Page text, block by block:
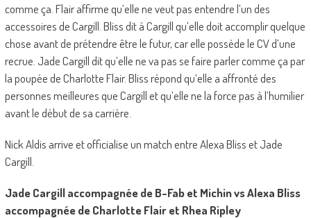
comme ça. Flair affirme qu’elle ne veut pas entendre l’un des
accessoires de Cargill. Bliss dit à Cargill qu’elle doit accomplir quelque
chose avant de prétendre être le futur, car elle possède le CV d’une
recrue. Jade Cargill dit qu’elle ne va pas se faire parler comme ça par
la poupée de Charlotte Flair. Bliss répond qu’elle a affronté des
personnes meilleures que Cargill et qu’elle ne la force pas à l’humilier
avant le début de sa carrière.
Nick Aldis arrive et officialise un match entre Alexa Bliss et Jade
Cargill.
Jade Cargill accompagnée de B-Fab et Michin vs Alexa Bliss
accompagnée de Charlotte Flair et Rhea Ripley